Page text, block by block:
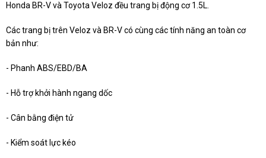
Honda BR-V và Toyota Veloz đều trang bị động cơ 1.5L.
Các trang bị trên Veloz và BR-V có cùng các tính năng an toàn cơ
bản như:
- Phanh ABS/EBD/BA
- Hỗ trợ khởi hành ngang dốc
- Cân bằng điện tử
- Kiểm soát lực kéo